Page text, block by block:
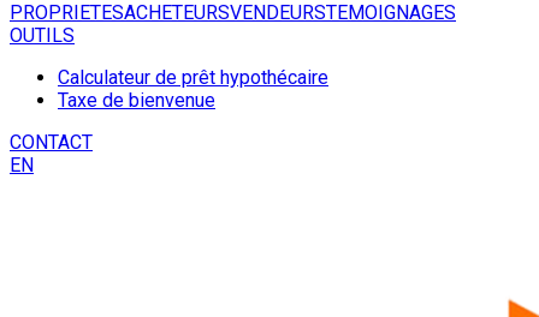
PROPRIETESACHETEURSVENDEURSTEMOIGNAGES
OUTILS
Calculateur de prêt hypothécaire
Taxe de bienvenue
CONTACT
EN